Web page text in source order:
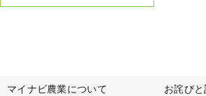
マイナビ農業について お詫びと